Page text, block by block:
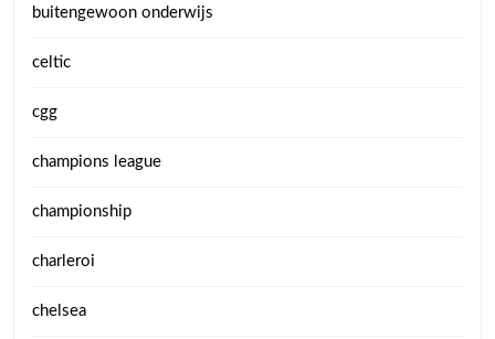
buitengewoon onderwijs
celtic
cgg
champions league
championship
charleroi
chelsea